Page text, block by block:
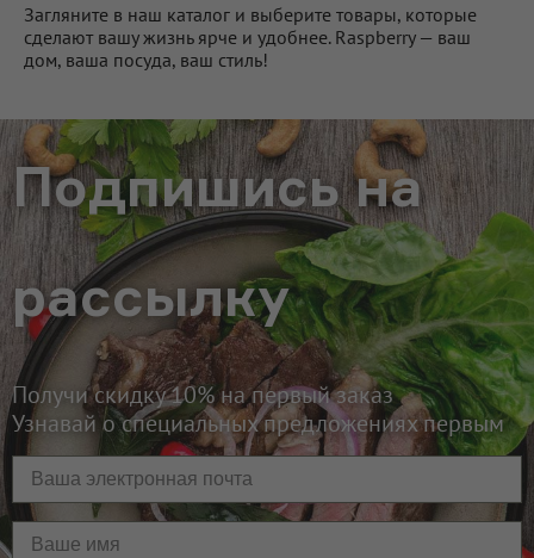
Загляните в наш каталог и выберите товары, которые
сделают вашу жизнь ярче и удобнее. Raspberry — ваш
дом, ваша посуда, ваш стиль!
Подпишиcь на
рассылку
Получи скидку 10% на первый заказ
Узнавай о специальных предложениях первым